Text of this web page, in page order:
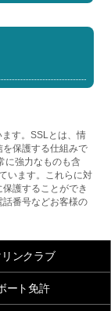
す。SSLとは、情
保護する仕組みで
に強力なものも含
います。これらに対
護することができ
話番号などお客様の
リンクラブ
ート免許